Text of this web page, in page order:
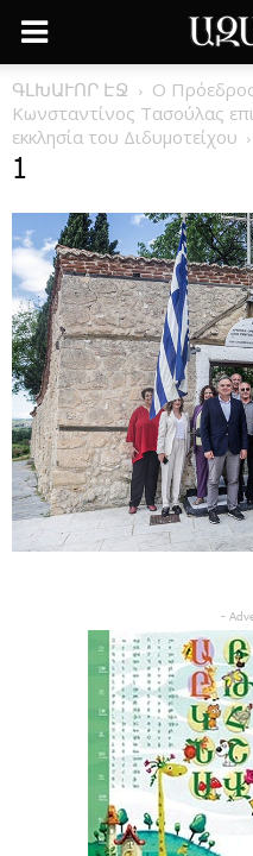
ԳԼԽԱՒՈՐ ԷՋ
Ο
Κωνσταντίνος Τασούλας
εκκλησία του Διδυμοτείχου
1
-